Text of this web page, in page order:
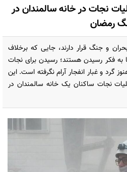
نجات در خانه سالمندان در
رمضان
و جنگ قرار دارند، جایی که برخلاف
به فکر رسیدن هستند؛ رسیدن برای نجات
گرد و غبار انفجار آرام نگرفته است. این
نجات ساکنان یک خانه سالمندان در